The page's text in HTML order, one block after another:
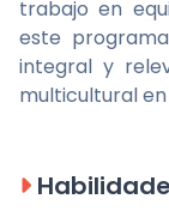
trabajo en
este
integral y
multicultural en